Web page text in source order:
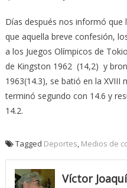
Días después nos informó
que aquella breve confesión,
a los Juegos Olímpicos de
de Kingston 1962 (14,2) y
1963(14.3), se batió en la XVIII
terminó segundo con 14.6 y
14.2.
Tagged Deportes, Medios de
Víctor